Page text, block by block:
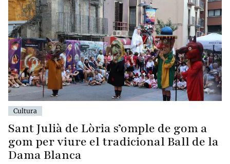
Cultura
Sant Julià de Lòria s’omple de gom a
gom per viure el tradicional Ball de la
Dama Blanca